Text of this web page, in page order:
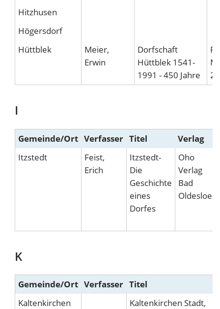
Hitzhusen
Högersdorf
Hüttblek
Meier,
Erwin
Dorfschaft
Hüttblek 1541-
1991 - 450 Jahre
I
Gemeinde/Ort Verfasser Titel Verlag
Itzstedt
Feist,
Erich
Itzstedt-
Die
Geschichte
eines
Dorfes
Oho
Verlag
Bad
Oldesloe
K
Gemeinde/Ort Verfasser Titel
Kaltenkirchen
Kaltenkirchen Stadt,